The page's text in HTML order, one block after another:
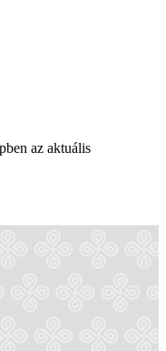
az aktuális